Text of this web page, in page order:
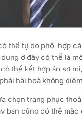
thể tự do phối hợp
ở đây có thể là
thể kết hợp áo sơ
hài hoà không
chọn trang phục
bạn cũng có thể